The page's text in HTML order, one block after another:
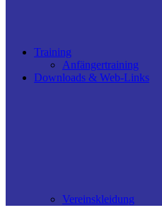
Training
Anfängertraining
Downloads & Web-Links
Vereinskleidung